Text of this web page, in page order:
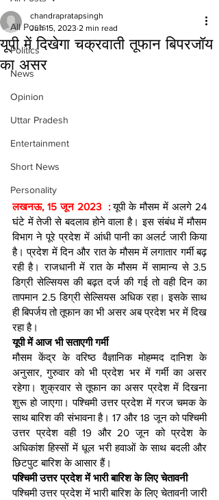
All Posts
Politics
News
Opinion
Uttar Pradesh
Entertainment
Short News
Personality
यूपी में दिखेगा चक्रवाती तूफान बिपरजॉय
का असर
chandrapratapsingh
Jun 15, 2023 2 min read
लखनऊ, 15 जून 2023  : यूपी के मौसम में अलगे 24
घंटे में तेजी से बदलाव होने वाला है। इस संबंध में मौसम
व‍िभाग ने पूरे प्रदेश में आंधी पानी का अलर्ट जारी क‍िया
है। प्रदेश में दिन और रात के मौसम में लगातार गर्मी बढ़
रही है। राजधानी में रात के मौसम में सामान्य से 3.5
डिग्री सेल्सियस की बढ़त दर्ज की गई तो वही दिन का
तापमान 2.5 डिग्री सेल्सियस अधिक रहा। इसके साथ
ही बिपर्जय तो तूफान का भी असर अब प्रदेश भर में दिख
रहा है।
यूपी में आज भी सताएगी गर्मी
मौसम केंद्र के वरिष्ठ वैज्ञानिक मोहम्मद दानिश के
अनुसार, गुरुवार को भी प्रदेश भर में गर्मी का असर
रहेगा। शुक्रवार से तूफान का असर प्रदेश में दिखना
शुरू हो जाएगा। पश्चिमी उत्तर प्रदेश में गरज चमक के
साथ बारिश की संभावना है। 17 और 18 जून को पश्चिमी
उत्तर प्रदेश वही 19 और 20 जून को प्रदेश के
अधिकांश हिस्सों में धूल भरी हवाओं के साथ बदली और
छिटपुट बारिश के आसार हैं।
पश्चिमी उत्तर प्रदेश में भारी बारिश के लिए चेतावनी
पश्चिमी उत्तर प्रदेश में भारी बारिश के लिए चेतावनी जारी